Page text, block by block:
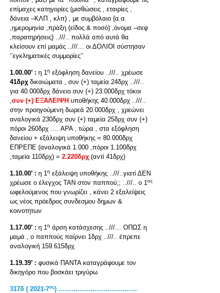
επίμαχες κατηγορίες (μισθώσεις , εταιρίες ,
δάνεια –ΚΛΠ , κλπ) , με συμβόλαιο {α.α.
,ημερομηνία ,πράξη (είδος & ποσό) ,όνομα –σεφ
,παρατηρήσεις} ..///.. πολλά από αυτά θα
κλείσουν επί μαμάς ..///… οι ΔΟΛΙΟΙ σύστησαν
‘’εγκληματικές συμμορίες’’
1.00.00’ : η 1η εξόφληση δανείου ..///.. χρέωσε
41δρχ δικαιώματα , συν (+) ταμεία 24δρχ ..///..
για 40.000δρχ δάνειο συν (+) 23.000δρχ τόκοι
,συν (+) ΕΞΑΛΕΙΨΗ υποθήκης 40.000δρχ ..///..
στην προηγούμενη δωρεά 20.000δρχ , χρεώνει
αναλογικά 230δρχ συν (+) ταμεία 25δρχ συν (+)
πόροι 260δρχ …. ΑΡΑ , τώρα , στα εξόφληση
δανείου + εξάλειψη υποθήκης = 80.000δρχ
ΕΠΡΕΠΕ (αναλογικά 1.000 ,πόροι 1.100δρχ
,ταμεία 110δρχ) = 2.220δρχ (αντί 41δρχ)
1.10.00’ : η 1η εξάλειψη υποθήκης ..///..γιατί ΔΕΝ
χρέωσε ο έλεγχος ΤΑΝ στον παππού;; ..///.. ο 1ος
ωφελούμενος που γνωρίζει , κάνει 2 εξαλείψεις
ως νέος πρόεδρος συνδεσμου δημων &
κοινοτητων
1.17.00’ : η 1η άρση κατάσχεσης ..///… ΟΠΩΣ η
μαμά , ο παππούς παίρνει 1δρχ ..///.. έπρεπε
αναλογική 159.615δρχ
1.19.39’ : φυσικά ΠΑΝΤΑ καταγράφουμε τον
δικηγόρο που βοσκάει τριγύρω
317δ ( 2021-7ος) ……………………………….